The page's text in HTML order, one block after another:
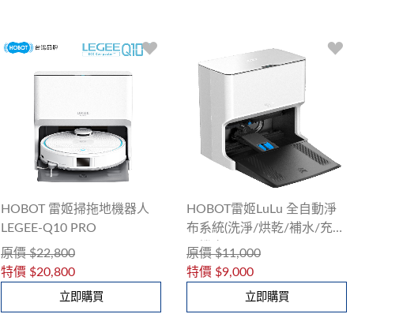
HOBOT 雷姬掃拖地機器人
LEGEE-Q10 PRO
原價 $22,800
特價 $20,800
立即購買
HOBOT雷姬LuLu 全自動淨
布系統(洗淨/烘乾/補水/充電
一機多用)
原價 $11,000
特價 $9,000
立即購買